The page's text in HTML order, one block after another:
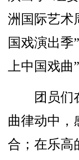
洲国际艺术
国戏演出季
上中国戏曲
团员们在
曲律动中，
合；在乐高